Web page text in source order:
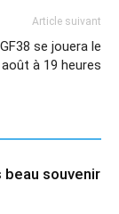
Article suivant
se jouera le
à 19 heures
beau souvenir